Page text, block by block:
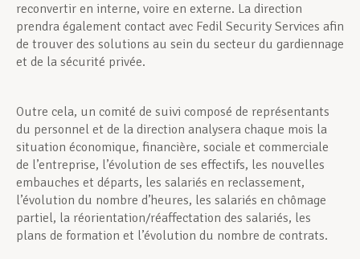
reconvertir en interne, voire en externe. La direction
prendra également contact avec Fedil Security Services afin
de trouver des solutions au sein du secteur du gardiennage
et de la sécurité privée.
Outre cela, un comité de suivi composé de représentants
du personnel et de la direction analysera chaque mois la
situation économique, financière, sociale et commerciale
de l’entreprise, l’évolution de ses effec­tifs, les nouvelles
embauches et départs, les salariés en reclassement,
l’évolution du nombre d’heures, les salariés en chômage
partiel, la réorientation/réaffectation des salariés, les
plans de formation et l’évolution du nombre de contrats.